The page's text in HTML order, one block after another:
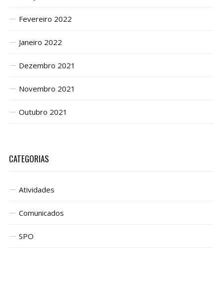
Fevereiro 2022
Janeiro 2022
Dezembro 2021
Novembro 2021
Outubro 2021
CATEGORIAS
Atividades
Comunicados
SPO